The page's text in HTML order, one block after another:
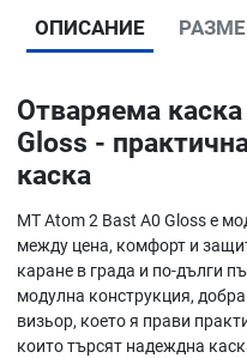
ОПИСАНИЕ
Отваряема
Gloss -
каска
MT Atom 2 Bast A0 Gloss е
между цена, комфорт и
каране в града и по-дълги
модулна конструкция,
визьор, което я прави
които търсят надеждна